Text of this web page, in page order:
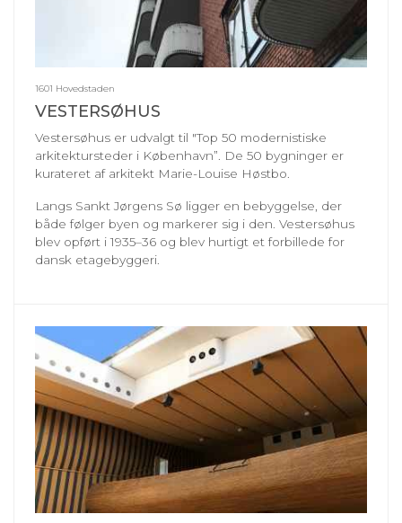
1601 Hovedstaden
VESTERSØHUS
Vestersøhus er udvalgt til "Top 50 modernistiske
arkitektursteder i København”. De 50 bygninger er
kurateret af arkitekt Marie-Louise Høstbo.
Langs Sankt Jørgens Sø ligger en bebyggelse, der
både følger byen og markerer sig i den. Vestersøhus
blev opført i 1935–36 og blev hurtigt et forbillede for
dansk etagebyggeri.